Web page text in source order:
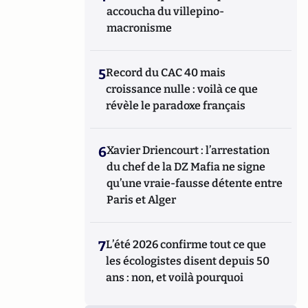
accoucha du villepino-
macronisme
5Record du CAC 40 mais
croissance nulle : voilà ce que
révèle le paradoxe français
6Xavier Driencourt : l’arrestation
du chef de la DZ Mafia ne signe
qu’une vraie-fausse détente entre
Paris et Alger
7L’été 2026 confirme tout ce que
les écologistes disent depuis 50
ans : non, et voilà pourquoi